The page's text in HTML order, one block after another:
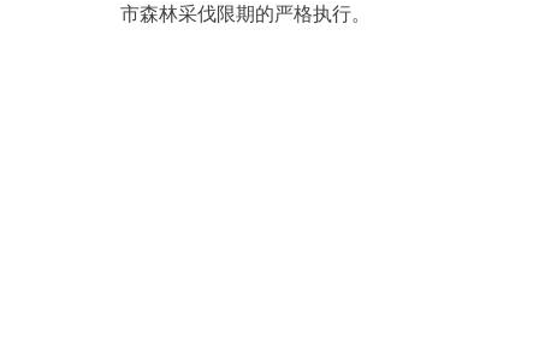
市森林采伐限期的严格执行。